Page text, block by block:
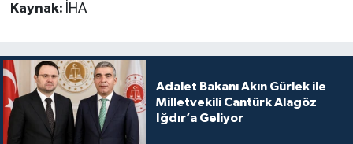
Kaynak: İHA
Adalet Bakanı Akın Gürlek ile
Milletvekili Cantürk Alagöz
Iğdır’a Geliyor